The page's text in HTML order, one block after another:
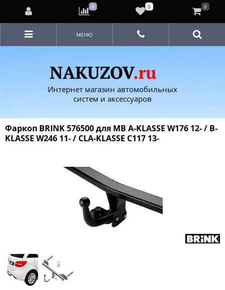
Интернет магазин автомобильных
систем и аксессуаров
МЕНЮ
Фаркоп BRINK 576500 для MB A-KLASSE W176 12- / B-
KLASSE W246 11- / CLA-KLASSE C117 13-
0 0 0